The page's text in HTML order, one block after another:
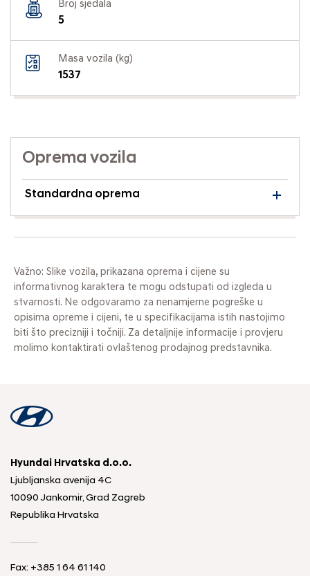
Broj sjedala
5
Masa vozila (kg)
1537
Oprema vozila
Standardna oprema
Važno: Slike vozila, prikazana oprema i cijene su
informativnog karaktera te mogu odstupati od izgleda u
stvarnosti. Ne odgovaramo za nenamjerne pogreške u
opisima opreme i cijeni, te u specifikacijama istih nastojimo
biti što precizniji i točniji. Za detaljnije informacije i provjeru
molimo kontaktirati ovlaštenog prodajnog predstavnika.
Hyundai Hrvatska d.o.o.
Ljubljanska avenija 4C
10090 Jankomir, Grad Zagreb
Republika Hrvatska
Fax: +385 1 64 61 140